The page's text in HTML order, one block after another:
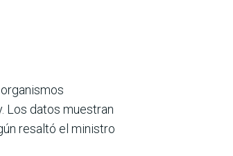
Los datos muestran
resaltó el ministro